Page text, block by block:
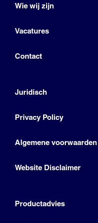
Wie wij zijn
Vacatures
Contact
Juridisch
Privacy Policy
Algemene voorwaarden
Website Disclaimer
Productadvies